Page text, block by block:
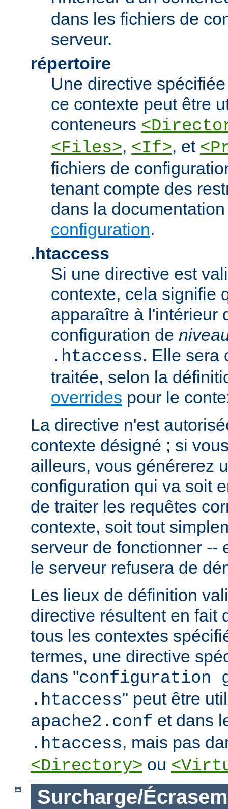
dans les fichiers de
serveur.
répertoire
Une directive
ce contexte peut être
conteneurs
<Files>, <If>, et
fichiers de
tenant compte des
dans la
configuration.
.htaccess
Si une directive est
contexte, cela signifie
apparaître à l'intérieur
configuration de
.htaccess. Elle sera
traitée, selon la
overrides pour le
La directive n'est
contexte désigné ; si
ailleurs, vous générerez
configuration qui va soit
de traiter les requêtes
contexte, soit tout
serveur de fonctionner --
le serveur refusera de
Les lieux de définition
directive résultent en fait
tous les contextes
termes, une directive
dans "configuration
.htaccess" peut être
apache2.conf et dans
.htaccess, mais pas
<Directory> ou
Surcharge/